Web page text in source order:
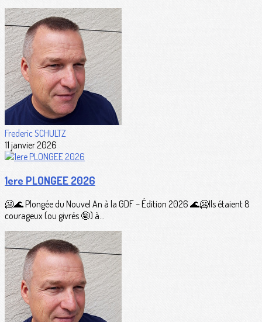
Frederic SCHULTZ
11 janvier 2026
1ere PLONGEE 2026
🥶🌊 Plongée du Nouvel An à la GDF – Édition 2026 🌊🥶Ils étaient 8
courageux (ou givrés 🤪) à...